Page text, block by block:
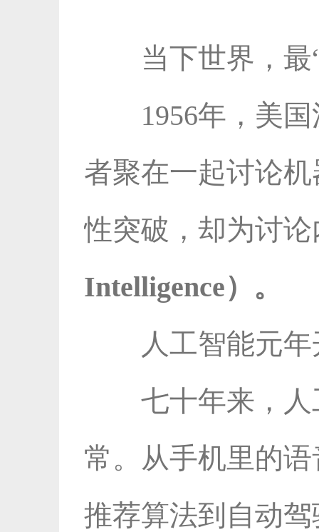
当下世界，最“
1956年，美
者聚在一起讨论
性突破，却为讨
Intelligence）。
人工智能元
七十年来，
常。从手机里的
推荐算法到自动